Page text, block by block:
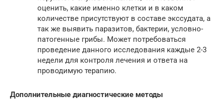
оценить, какие именно клетки и в каком
количестве присутствуют в составе экссудата, а
так же выявить паразитов, бактерии, условно-
патогенные грибы. Может потребоваться
проведение данного исследования каждые 2-3
недели для контроля лечения и ответа на
проводимую терапию.
Дополнительные диагностические методы